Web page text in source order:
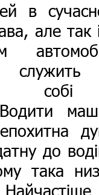
в
але так
служить
в
Водити
до
така